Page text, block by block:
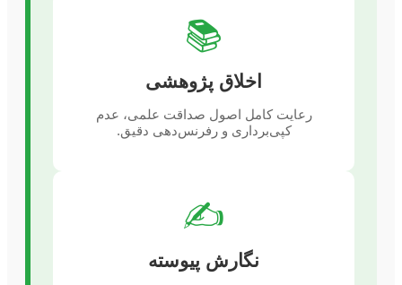
📚
اخلاق پژوهشی
رعایت کامل اصول صداقت علمی، عدم
کپی‌برداری و رفرنس‌دهی دقیق.
✍️
نگارش پیوسته